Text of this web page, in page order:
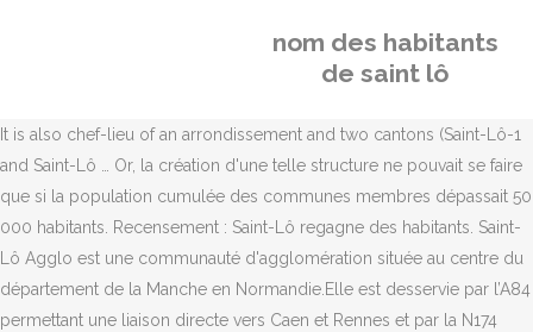
nom des habitants
de saint lô
It is also chef-lieu of an arrondissement and two cantons (Saint-Lô-1
and Saint-Lô … Or, la création d'une telle structure ne pouvait se faire
que si la population cumulée des communes membres dépassait 50
000 habitants. Recensement : Saint-Lô regagne des habitants. Saint-
Lô Agglo est une communauté d'agglomération située au centre du
département de la Manche en Normandie.Elle est desservie par l’A84
permettant une liaison directe vers Caen et Rennes et par la N174